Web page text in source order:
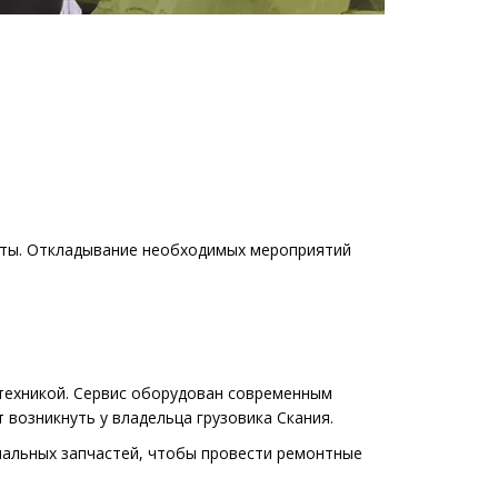
Откладывание необходимых мероприятий
Сервис оборудован современным
у владельца грузовика Скания.
запчастей, чтобы провести ремонтные